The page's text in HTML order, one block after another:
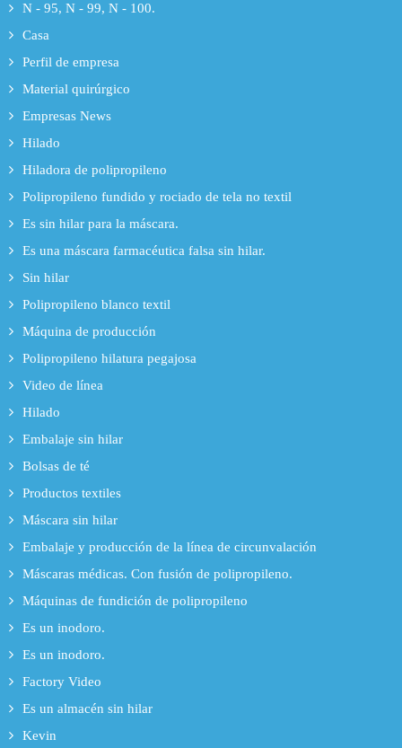
N - 95, N - 99, N - 100.
Casa
Perfil de empresa
Material quirúrgico
Empresas News
Hilado
Hiladora de polipropileno
Polipropileno fundido y rociado de tela no textil
Es sin hilar para la máscara.
Es una máscara farmacéutica falsa sin hilar.
Sin hilar
Polipropileno blanco textil
Máquina de producción
Polipropileno hilatura pegajosa
Video de línea
Hilado
Embalaje sin hilar
Bolsas de té
Productos textiles
Máscara sin hilar
Embalaje y producción de la línea de circunvalación
Máscaras médicas. Con fusión de polipropileno.
Máquinas de fundición de polipropileno
Es un inodoro.
Es un inodoro.
Factory Video
Es un almacén sin hilar
Kevin